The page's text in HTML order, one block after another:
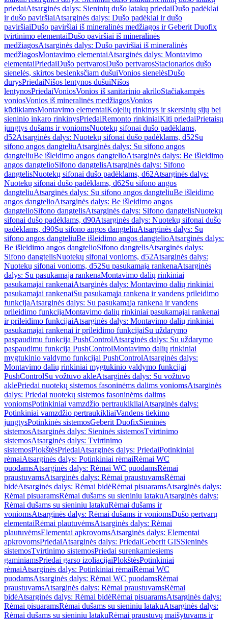
priedaiAtsarginės dalys: Sieninių dušo latakų priedaiDušo padėklai
ir dušo paviršiaiAtsarginės dalys: Dušo padėklai ir dušo
paviršiaiDušo paviršiai iš mineralinės medžiagos ir Geberit Duofix
tvirtinimo elementaiDušo paviršiai iš mineralinės
medžiagosAtsarginės dalys: Dušo paviršiai iš mineralinės
medžiagosMontavimo elementaiAtsarginės dalys: Montavimo
elementaiPriedaiDušo pertvarosDušo pertvarosStacionarios dušo
sienelės, skirtos beslenksčiam dušuiVonios sienelėsDušo
durysPriedaiNišos lentynos dušuiNišos
lentynosPriedaiVoniosVonios iš sanitarinio akriloStačiakampės
voniosVonios iš mineralinės medžiagosVonios
kūdikiamsMontavimo elementaiKojelių rinkinys ir skersinių sijų bei
sieninio inkaro rinkinysPriedaiRemonto rinkiniaiKiti priedaiPrietaisų
jungtys dušams ir voniomsNuotekų sifonai dušo padėklams,
d52Atsarginės dalys: Nuotekų sifonai dušo padėklams, d52Su
sifono angos dangteliuAtsarginės dalys: Su sifono angos
dangteliuBe išleidimo angos dangtelioAtsarginės dalys: Be išleidimo
angos dangtelioSifono dangtelisAtsarginės dalys: Sifono
dangtelisNuotekų sifonai dušo padėklams, d62Atsarginės dalys:
Nuotekų sifonai dušo padėklams, d62Su sifono angos
dangteliuAtsarginės dalys: Su sifono angos dangteliuBe išleidimo
angos dangtelioAtsarginės dalys: Be išleidimo angos
dangtelioSifono dangtelisAtsarginės dalys: Sifono dangtelisNuotekų
sifonai dušo padėklams, d90Atsarginės dalys: Nuotekų sifonai dušo
padėklams, d90Su sifono angos dangteliuAtsarginės dalys: Su
sifono angos dangteliuBe išleidimo angos dangtelioAtsarginės dalys:
Be išleidimo angos dangtelioSifono dangtelisAtsarginės dalys:
Sifono dangtelisNuotekų sifonai vonioms, d52Atsarginės dalys:
Nuotekų sifonai vonioms, d52Su pasukamąja rankenaAtsarginės
dalys: Su pasukamąja rankenaMontavimo dalių rinkiniai
pasukamajai rankenaiAtsarginės dalys: Montavimo dalių rinkiniai
pasukamajai rankenaiSu pasukamąja rankena ir vandens prileidimo
funkcijaAtsarginės dalys: Su pasukamąja rankena ir vandens
prileidimo funkcijaMontavimo dalių rinkiniai pasukamajai rankenai
ir prileidimo funkcijaiAtsarginės dalys: Montavimo dalių rinkiniai
pasukamajai rankenai ir prileidimo funkcijaiSu uždarymo
paspaudimu funkcija PushControlAtsarginės dalys: Su uždarymo
paspaudimu funkcija PushControlMontavimo dalių rinkiniai
mygtukinio valdymo funkcijai PushControlAtsarginės dalys:
Montavimo dalių rinkiniai mygtukinio valdymo funkcijai
PushControlSu vožtuvo akleAtsarginės dalys: Su vožtuvo
aklePriedai nuotekų sistemos fasoninėms dalims voniomsAtsarginės
dalys: Priedai nuotekų sistemos fasoninėms dalims
voniomsPotinkiniai vamzdžio pertraukikliaiAtsarginės dalys:
Potinkiniai vamzdžio pertraukikliaiVandens tiekimo
jungtysPotinkinės sistemosGeberit DuofixSieninės
sistemosAtsarginės dalys: Sieninės sistemosTvirtinimo
sistemosAtsarginės dalys: Tvirtinimo
sistemosPlokštėsPriedaiAtsarginės dalys: PriedaiPotinkiniai
rėmaiAtsarginės dalys: Potinkiniai rėmaiRėmai WC
puodamsAtsarginės dalys: Rėmai WC puodamsRėmai
praustuvamsAtsarginės dalys: Rėmai praustuvamsRėmai
bidėAtsarginės dalys: Rėmai bidėRėmai pisuaramsAtsarginės dalys:
Rėmai pisuaramsRėmai dušams su sieniniu latakuAtsarginės dalys:
Rėmai dušams su sieniniu latakuRėmai dušams ir
voniomsAtsarginės dalys: Rėmai dušams ir voniomsDušo pertvarų
elementaiRėmai plautuvėmsAtsarginės dalys: Rėmai
plautuvėmsElementai apkrovomsAtsarginės dalys: Elementai
apkrovomsPriedaiAtsarginės dalys: PriedaiGeberit GISSieninės
sistemosTvirtinimo sistemosPriedai surenkamiesiems
gaminiamsPriedai garso izoliacijaiPlokštėsPotinkiniai
rėmaiAtsarginės dalys: Potinkiniai rėmaiRėmai WC
puodamsAtsarginės dalys: Rėmai WC puodamsRėmai
praustuvamsAtsarginės dalys: Rėmai praustuvamsRėmai
bidėAtsarginės dalys: Rėmai bidėRėmai pisuaramsAtsarginės dalys:
Rėmai pisuaramsRėmai dušams su sieniniu latakuAtsarginės dalys:
Rėmai dušams su sieniniu latakuRėmai praustuvų maišytuvams ir